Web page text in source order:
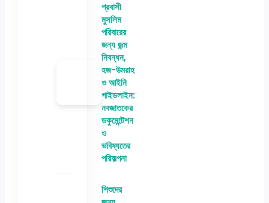
প্রবাসী
মুসলিম
পরিবারের
জন্য জন্ম
নিবন্ধন,
হজ-উমরাহ
ও আইনি
গাইডলাইন:
নবজাতকের
ডকুমেন্টেশন
ও
ভবিষ্যতের
পরিকল্পনা
শিশুদের